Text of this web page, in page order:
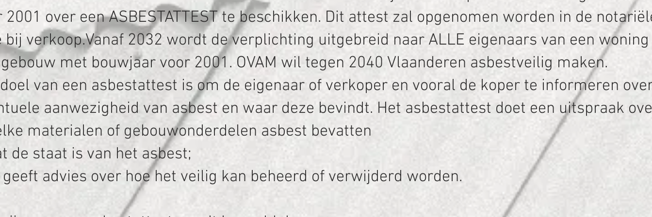
2001 over een ASBESTATTEST te beschikken. Dit attest zal opgenomen worden in de
bij verkoop.Vanaf 2032 wordt de verplichting uitgebreid naar ALLE eigenaars van een
met bouwjaar voor 2001. OVAM wil tegen 2040 Vlaanderen asbestveilig maken.
van een asbestattest is om de eigenaar of verkoper en vooral de koper te informeren
aanwezigheid van asbest en waar deze bevindt. Het asbestattest doet een uitspraak
materialen of gebouwonderdelen asbest bevatten
de staat is van het asbest;
advies over hoe het veilig kan beheerd of verwijderd worden.